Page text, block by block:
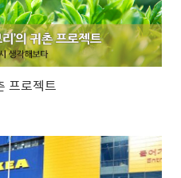
촌 프로젝트